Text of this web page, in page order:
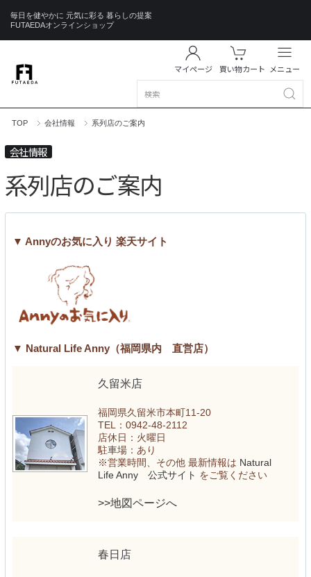
毎日を健やかに 元気に彩る 暮らしの提案
FUTAEDAオンラインショップ
マイページ 買い物カート メニュー
TOP 会社情報 系列店のご案内
会社情報
系列店のご案内
▼ Annyのお気に入り 楽天サイト
▼ Natural Life Anny（福岡県内 直営店）
久留米店
福岡県久留米市本町11-20
TEL：0942-48-2112
店休日：火曜日
駐車場：あり
※営業時間、その他 最新情報は Natural
Life Anny 公式サイト をご覧ください
>>地図ページへ
春日店